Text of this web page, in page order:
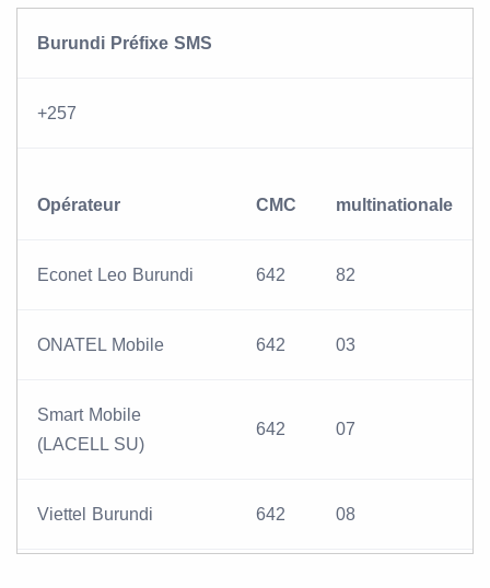
Burundi Préfixe SMS
+257
Opérateur CMC multinationale
Econet Leo Burundi 642 82
ONATEL Mobile 642 03
Smart Mobile
(LACELL SU)
642 07
Viettel Burundi 642 08